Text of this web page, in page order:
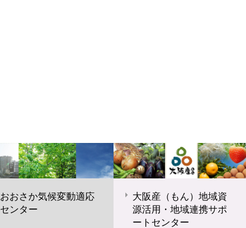
おおさか気候変動適応
センター
大阪産（もん）地域資
源活用・地域連携サポ
ートセンター